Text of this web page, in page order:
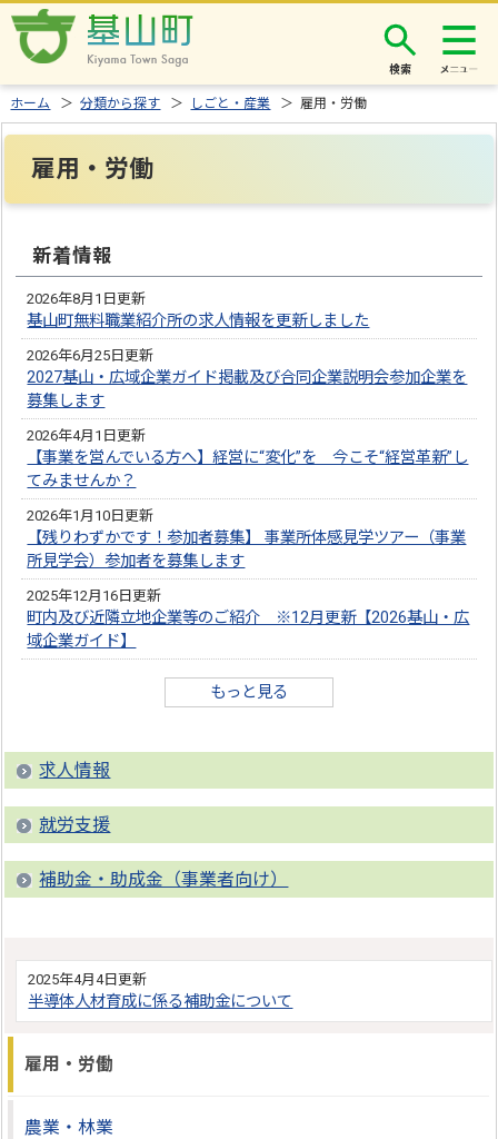
検索
ホーム ＞分類から探す ＞ しごと・産業 ＞ 雇用・労働
雇用・労働
新着情報
2026年8月1日更新
基山町無料職業紹介所の求人情報を更新しました
2026年6月25日更新
2027基山・広域企業ガイド掲載及び合同企業説明会参加企業を
募集します
2026年4月1日更新
【事業を営んでいる方へ】経営に“変化”を 今こそ“経営革新”し
てみませんか？
2026年1月10日更新
【残りわずかです！参加者募集】 事業所体感見学ツアー（事業
所見学会）参加者を募集します
2025年12月16日更新
町内及び近隣立地企業等のご紹介 ※12月更新【2026基山・広
域企業ガイド】
もっと見る
求人情報
就労支援
補助金・助成金（事業者向け）
2025年4月4日更新
半導体人材育成に係る補助金について
雇用・労働
農業・林業